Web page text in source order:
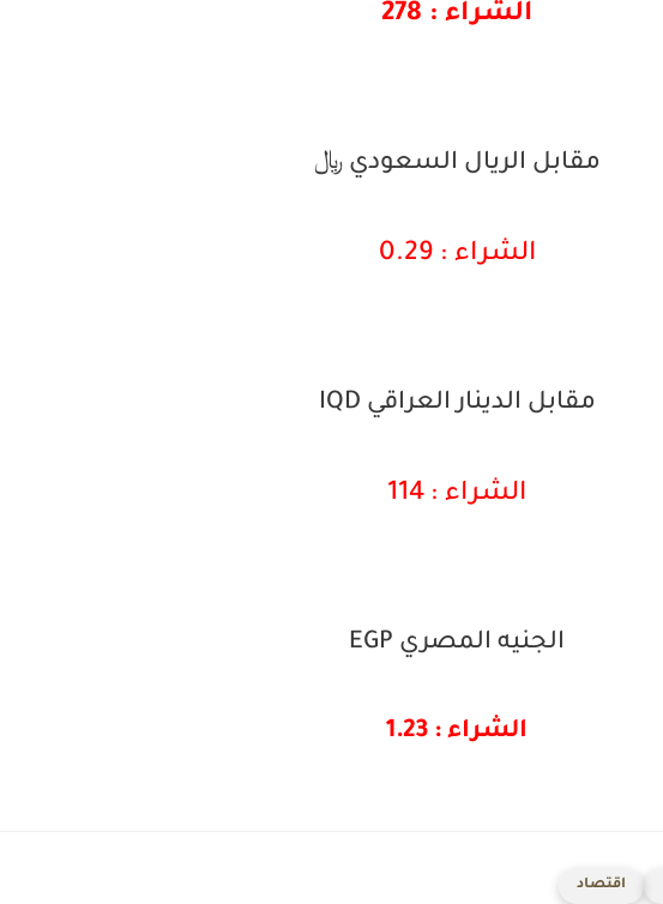
الشراء : 278
مقابل الريال السعودي ﷼
الشراء : 0.29
مقابل الدينار العراقي IQD
الشراء : 114
الجنيه المصري EGP
الشراء : 1.23
اقتصاد